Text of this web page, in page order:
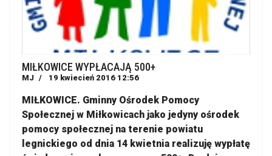
MIŁKOWICE WYPŁACAJĄ 500+
MJ 19 kwiecień 2016 12:56
MIŁKOWICE. Gminny Ośrodek Pomocy
Społecznej w Miłkowicach jako jedyny ośrodek
pomocy społecznej na terenie powiatu
legnickiego od dnia 14 kwietnia realizuję wypłatę